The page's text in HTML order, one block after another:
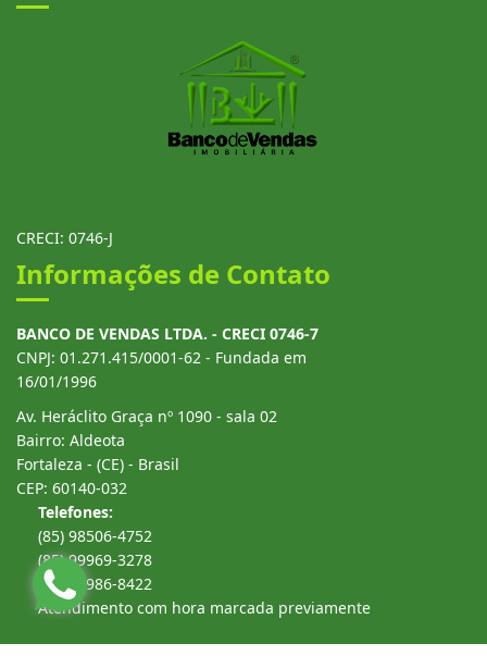
CRECI: 0746-J
Informações de Contato
BANCO DE VENDAS LTDA. - CRECI 0746-7
CNPJ: 01.271.415/0001-62 - Fundada em
16/01/1996
Av. Heráclito Graça nº 1090 - sala 02
Bairro: Aldeota
Fortaleza - (CE) - Brasil
CEP: 60140-032
Telefones:
(85) 98506-4752
(85) 99969-3278
(85) 99986-8422
Atendimento com hora marcada previamente